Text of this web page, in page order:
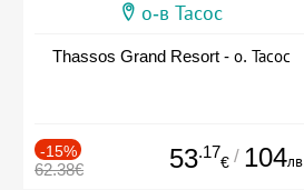
о-в Тасос
Thassos Grand Resort - о. Тасос
-15%
62.38€ 53.17
€ / 104лв.